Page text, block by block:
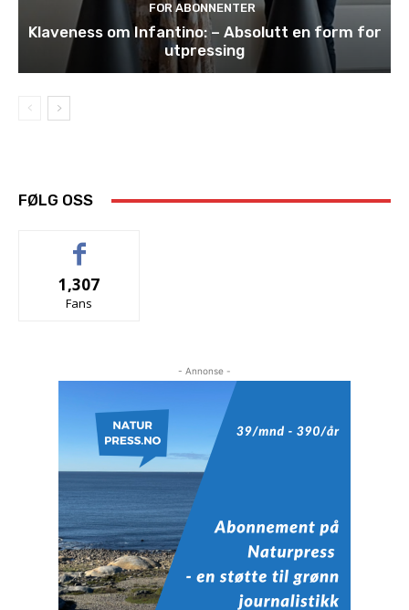
FOR ABONNENTER
Klaveness om Infantino: – Absolutt en form for
utpressing
FØLG OSS
1,307
Fans
- Annonse -